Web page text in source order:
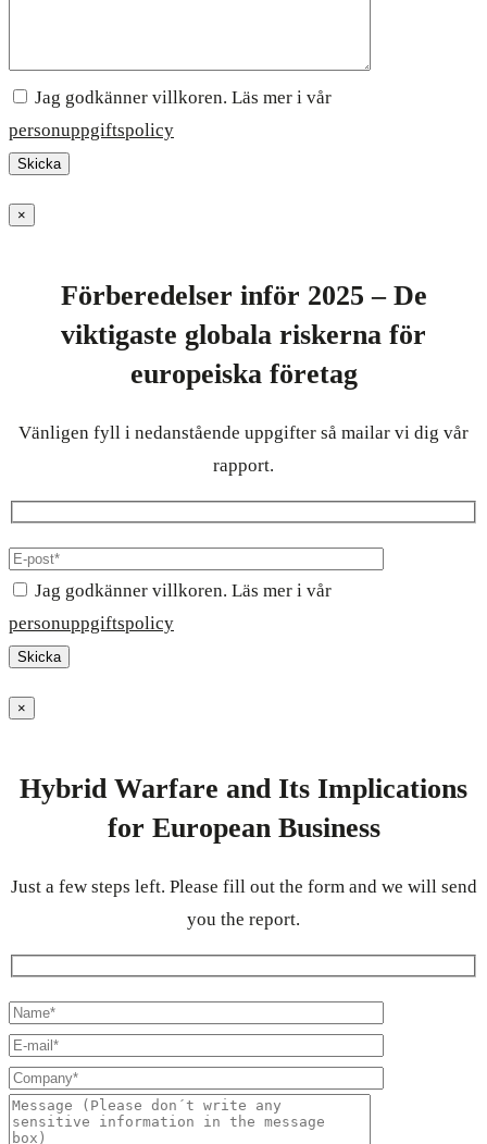
Jag godkänner villkoren. Läs mer i vår
personuppgiftspolicy
×
Förberedelser inför 2025 – De
viktigaste globala riskerna för
europeiska företag
Vänligen fyll i nedanstående uppgifter så mailar vi dig vår
rapport.
Jag godkänner villkoren. Läs mer i vår
personuppgiftspolicy
×
Hybrid Warfare and Its Implications
for European Business
Just a few steps left. Please fill out the form and we will send
you the report.